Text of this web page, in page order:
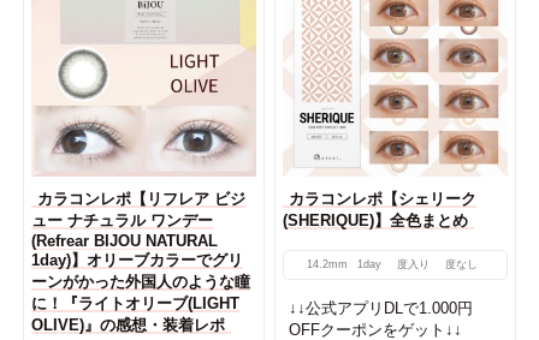
カラコンレポ【リフレア ビジ
ュー ナチュラル ワンデー
(Refrear BIJOU NATURAL
1day)】オリーブカラーでグリ
ーンがかった外国人のような瞳
に！『ライトオリーブ(LIGHT
OLIVE)』の感想・装着レポ
カラコンレポ【シェリーク
(SHERIQUE)】全色まとめ
14.2mm 1day 度入り 度なし
↓↓公式アプリDLで1.000円
OFFクーポンをゲット↓↓